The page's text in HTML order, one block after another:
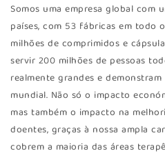
Somos uma empresa global com
países, com 53 fábricas em todo
milhões de comprimidos e
servir 200 milhões de pessoas
realmente grandes e
mundial. Não só o impacto
mas também o impacto na
doentes, graças à nossa ampla
cobrem a maioria das áreas